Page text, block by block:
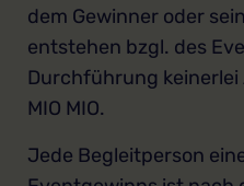
dem Gewinner oder
entstehen bzgl. des
Durchführung
MIO MIO.
Jede Begleitperson